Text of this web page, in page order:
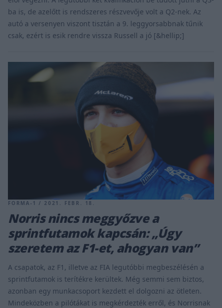
ba is, de azelőtt is rendszeres részvevője volt a Q2-nek. Az
autó a versenyen viszont tisztán a 9. leggyorsabbnak tűnik
csak, ezért is esik rendre vissza Russell a jó [&hellip;]
FORMA-1 / 2021. FEBR. 18.
Norris nincs meggyőzve a
sprintfutamok kapcsán: „Úgy
szeretem az F1-et, ahogyan van”
A csapatok, az F1, illetve az FIA legutóbbi megbeszélésén a
sprintfutamok is terítékre kerültek. Még semmi sem biztos,
azonban egy munkacsoport kezdett el dolgozni az ötleten.
Mindeközben a pilótákat is megkérdezték erről, és Norrisnak